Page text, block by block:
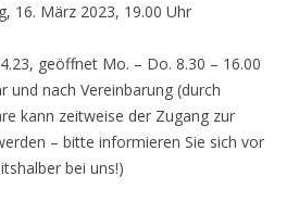
16. März 2023, 19.00 Uhr
geöffnet Mo. – Do. 8.30 – 16.00
und nach Vereinbarung (durch
kann zeitweise der Zugang zur
– bitte informieren Sie sich vor
bei uns!)